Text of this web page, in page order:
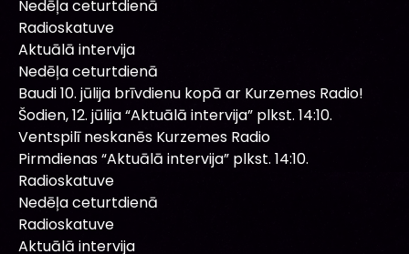
Nedēļa ceturtdienā
Radioskatuve
Aktuālā intervija
Nedēļa ceturtdienā
Baudi 10. jūlija brīvdienu kopā ar Kurzemes Radio!
Šodien, 12. jūlija “Aktuālā intervija” plkst. 14:10.
Ventspilī neskanēs Kurzemes Radio
Pirmdienas “Aktuālā intervija” plkst. 14:10.
Radioskatuve
Nedēļa ceturtdienā
Radioskatuve
Aktuālā intervija